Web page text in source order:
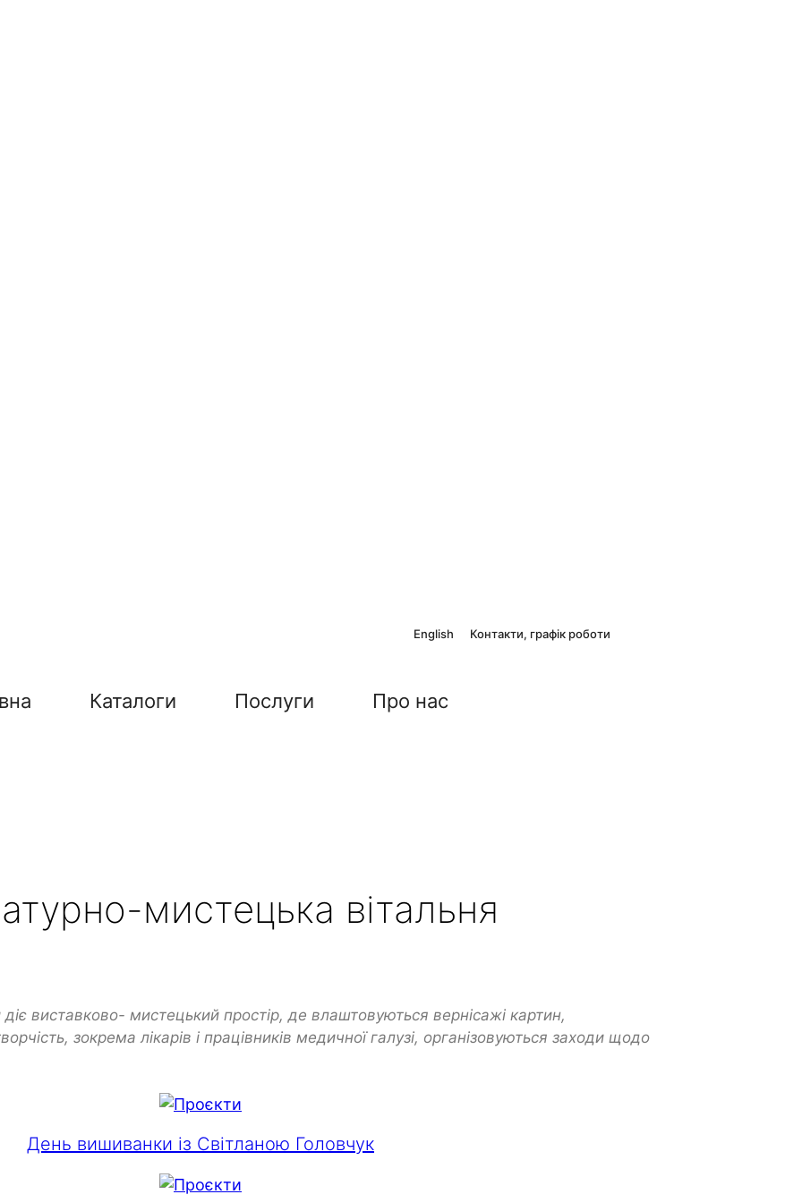
English Контакти, графік роботи
Каталоги Послуги Про нас
мистецька вітальня
діє виставково- мистецький простір, де влаштовуються вернісажі картин,
зокрема лікарів і працівників медичної галузі, організовуються заходи щодо
День вишиванки із Світланою Головчук